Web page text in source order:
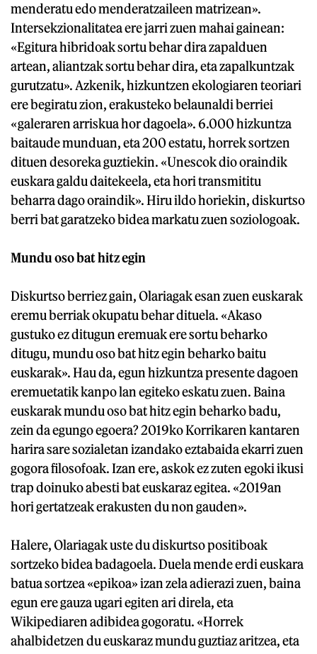
menderatu edo menderatzaileen matrizean».
Intersekzionalitatea ere jarri zuen mahai gainean:
«Egitura hibridoak sortu behar dira zapalduen
artean, aliantzak sortu behar dira, eta zapalkuntzak
gurutzatu». Azkenik, hizkuntzen ekologiaren teoriari
ere begiratu zion, erakusteko belaunaldi berriei
«galeraren arriskua hor dagoela». 6.000 hizkuntza
baitaude munduan, eta 200 estatu, horrek sortzen
dituen desoreka guztiekin. «Unescok dio oraindik
euskara galdu daitekeela, eta hori transmititu
beharra dago oraindik». Hiru ildo horiekin, diskurtso
berri bat garatzeko bidea markatu zuen soziologoak.
Mundu oso bat hitz egin
Diskurtso berriez gain, Olariagak esan zuen euskarak
eremu berriak okupatu behar dituela. «Akaso
gustuko ez ditugun eremuak ere sortu beharko
ditugu, mundu oso bat hitz egin beharko baitu
euskarak». Hau da, egun hizkuntza presente dagoen
eremuetatik kanpo lan egiteko eskatu zuen. Baina
euskarak mundu oso bat hitz egin beharko badu,
zein da egungo egoera? 2019ko Korrikaren kantaren
harira sare sozialetan izandako eztabaida ekarri zuen
gogora filosofoak. Izan ere, askok ez zuten egoki ikusi
trap doinuko abesti bat euskaraz egitea. «2019an
hori gertatzeak erakusten du non gauden».
Halere, Olariagak uste du diskurtso positiboak
sortzeko bidea badagoela. Duela mende erdi euskara
batua sortzea «epikoa» izan zela adierazi zuen, baina
egun ere gauza ugari egiten ari direla, eta
Wikipediaren adibidea gogoratu. «Horrek
ahalbidetzen du euskaraz mundu guztiaz aritzea, eta